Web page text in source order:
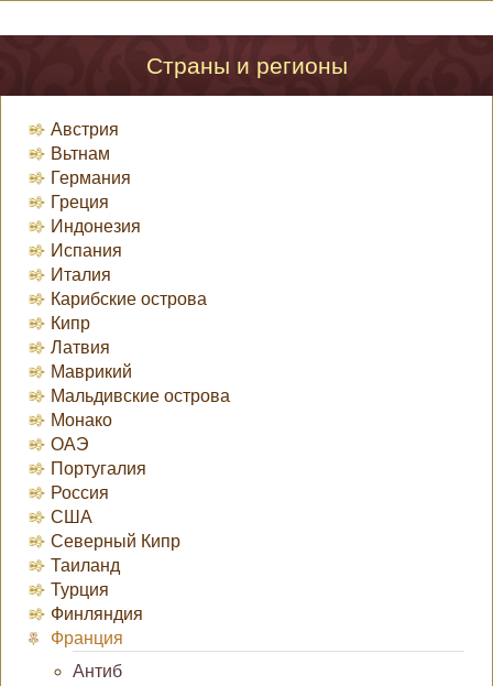
Страны и регионы
Австрия
Вьтнам
Германия
Греция
Индонезия
Испания
Италия
Карибские острова
Кипр
Латвия
Маврикий
Мальдивские острова
Монако
ОАЭ
Португалия
Россия
США
Северный Кипр
Таиланд
Турция
Финляндия
Франция
Антиб